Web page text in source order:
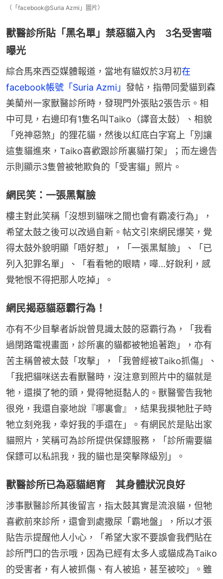
（「facebook@Suria Azmi」圖片）
獸醫診所貼「黑名單」禁惡貓入內 3名受害喵
曝光
綜合馬來西亞媒體報道，當地有貓奴於3月初在
facebook帳號「Suria Azmi」 發帖，指帶同愛貓到森
美蘭州一家獸醫診所時，發現門外張貼2張告示。相
中可見，右邊印有1隻名叫Taiko（譯音太鼓）、相貌
「兇神惡煞」的狸花貓，然後以紅底白字寫上「別讓
這隻貓進來，Taiko喜歡跟診所裏貓打架」；而左邊告
示則顯示3隻曾被牠欺負的「受害貓」照片。
網民笑：一張黑幫臉
樓主對此笑稱「沒想到貓咪之間也會有霸凌行為」，
希望太鼓之後可以改過自新。帖文引來網民爆笑，覺
得太鼓外貌明顯「唔好惹」，「一張黑幫臉」、「已
列入犯罪名單」、「看看牠的眼睛，嘩…好銳利，感
覺牠恨不得把那人吃掉」。
網民揭惡貓惡霸行為！
亦有不少目擊者訴說曾見識太鼓的惡霸行為，「我看
過閉路電視畫面，診所裏的貓都被牠追著跑」，亦有
苦主稱曾被太鼓「攻擊」，「我曾經被Taiko抓傷」、
「我把貓咪送去看獸醫時，沒注意到照片中的貓就是
牠，還摸了牠的頭，覺得牠挺黏人的。獸醫警告我牠
很兇，我還自豪地說『哪裏會』，結果我摸牠肚子時
牠立刻兇我，幸好我的手還在」。有網民於是貼出家
貓照片，笑稱可為診所提供保鏢服務，「診所需要貓
保鏢可以私訊我，我的貓也是突擊隊級別」。
獸醫診所已為惡貓絕育 其身體狀況良好
涉事獸醫診所其後留言，指太鼓其實是流浪貓，但牠
喜歡前來診所，還會到處撒尿「霸地盤」，所以才張
貼告示提醒他人小心，「希望大家不要誤會我們貼在
診所門口的告示哦，因為已經有太多人或貓成為Taiko
的受害者，有人被抓傷、有人被追，甚至被咬」。雖